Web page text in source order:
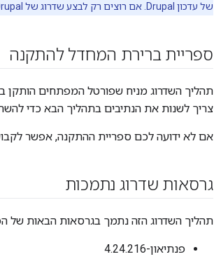
של עדכון Drupal. אם רוצים רק לבצע שדרוג של Drupal, ראו
ספריית ברירת המחדל להתקנה
תהליך השדרוג מניח שפורטל המפתחים הותקן
צריך לשנות את הנתיבים בתהליך הבא כדי
אם לא ידועה לכם ספריית ההתקנה, אפשר
גרסאות שדרוג נתמכות
תהליך השדרוג הזה נתמך בגרסאות הבאות של
פנתיאון-4.24.216